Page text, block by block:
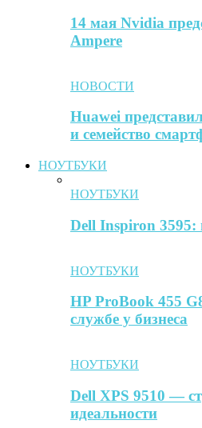
14 мая Nvidia
Ampere
НОВОСТИ
Huawei
и семейство
НОУТБУКИ
НОУТБУКИ
Dell Inspiron 3595:
НОУТБУКИ
HP ProBook 455
службе у бизнеса
НОУТБУКИ
Dell XPS 9510 —
идеальности